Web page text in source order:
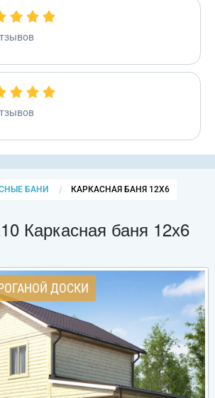
БАНИ CURRENT:
КАРКАСНАЯ БАНЯ 12Х6
Каркасная баня 12х6
ДОСКИ